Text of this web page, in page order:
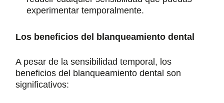
experimentar temporalmente.
Los beneficios del blanqueamiento dental
A pesar de la sensibilidad temporal, los
beneficios del blanqueamiento dental son
significativos: